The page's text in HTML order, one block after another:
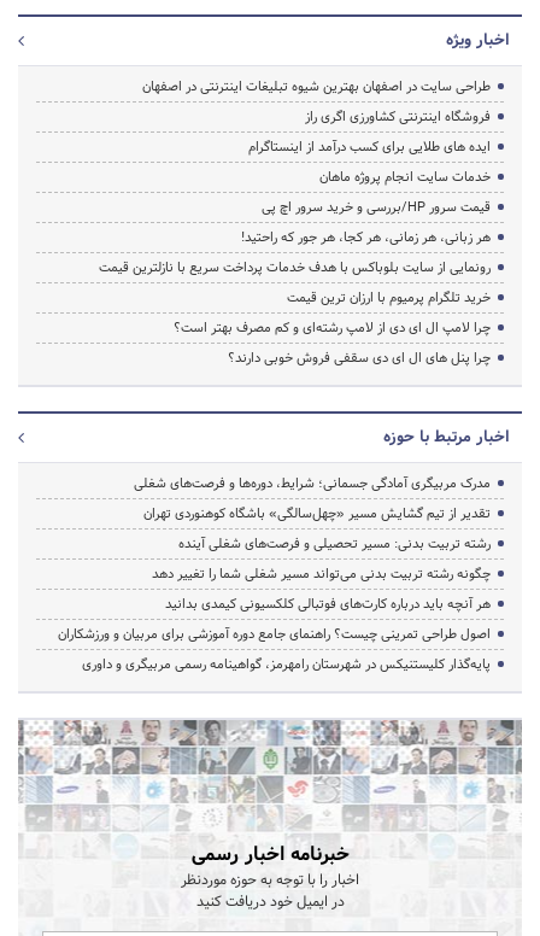
اخبار ویژه
طراحی سایت در اصفهان بهترین شیوه تبلیغات اینترنتی در اصفهان
فروشگاه اینترنتی کشاورزی اگری راز
ایده های طلایی برای کسب درآمد از اینستاگرام
خدمات سایت انجام پروژه ماهان
قیمت سرور HP/بررسی و خرید سرور اچ پی
هر زبانی، هر زمانی، هر کجا، هر جور که راحتید!
رونمایی از سایت بلوباکس با هدف خدمات پرداخت سریع با نازلترین قیمت
خرید تلگرام پرمیوم با ارزان ترین قیمت
چرا لامپ ال ای دی از لامپ رشته‌ای و کم مصرف بهتر است؟
چرا پنل های ال ای دی سقفی فروش خوبی دارند؟
اخبار مرتبط با حوزه
مدرک مربیگری آمادگی جسمانی؛ شرایط، دوره‌ها و فرصت‌های شغلی
تقدیر از تیم گشایش مسیر «چهل‌سالگی» باشگاه کوهنوردی تهران
رشته تربیت بدنی: مسیر تحصیلی و فرصت‌های شغلی آینده
چگونه رشته تربیت بدنی می‌تواند مسیر شغلی شما را تغییر دهد
هر آنچه باید درباره کارت‌های فوتبالی کلکسیونی کیمدی بدانید
اصول طراحی تمرینی چیست؟ راهنمای جامع دوره آموزشی برای مربیان و ورزشکاران
پایه‌گذار کلیستنیکس در شهرستان رامهرمز، گواهینامه رسمی مربیگری و داوری
خبرنامه اخبار رسمی
اخبار را با توجه به حوزه موردنظر
در ایمیل خود دریافت کنید